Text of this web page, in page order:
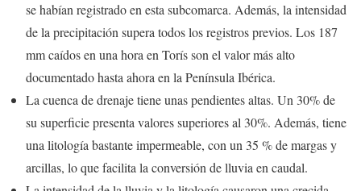
se habían registrado en esta subcomarca. Además, la intensidad
de la precipitación supera todos los registros previos. Los 187
mm caídos en una hora en Torís son el valor más alto
documentado hasta ahora en la Península Ibérica.
La cuenca de drenaje tiene unas pendientes altas. Un 30% de
su superficie presenta valores superiores al 30%. Además, tiene
una litología bastante impermeable, con un 35 % de margas y
arcillas, lo que facilita la conversión de lluvia en caudal.